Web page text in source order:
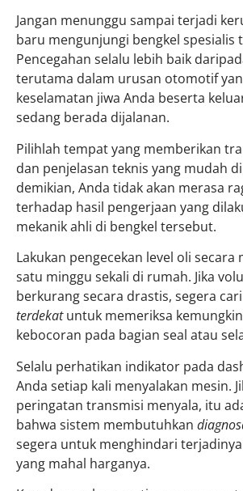
Jangan menunggu sampai terjadi
baru mengunjungi bengkel spesialis
Pencegahan selalu lebih baik
terutama dalam urusan otomotif
keselamatan jiwa Anda beserta
sedang berada dijalanan.
Pilihlah tempat yang memberikan
dan penjelasan teknis yang mudah
demikian, Anda tidak akan merasa
terhadap hasil pengerjaan yang
mekanik ahli di bengkel tersebut.
Lakukan pengecekan level oli secara
satu minggu sekali di rumah. Jika
berkurang secara drastis, segera cari
terdekatuntuk memeriksa
kebocoran pada bagian seal atau
Selalu perhatikan indikator pada
Anda setiap kali menyalakan mesin.
peringatan transmisi menyala, itu
bahwa sistem membutuhkan
segera untuk menghindari
yang mahal harganya.